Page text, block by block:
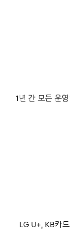
1년 간 모든 운
LG U+, KB카